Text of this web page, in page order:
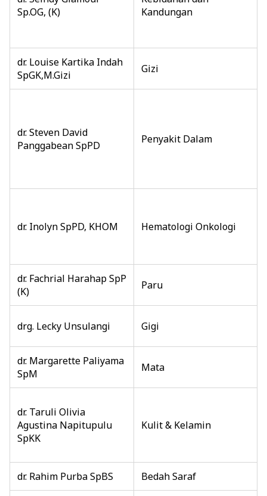
Sp.OG, (K)
Kandungan
dr. Louise Kartika Indah
SpGK,M.Gizi
Gizi
dr. Steven David
Panggabean SpPD
Penyakit Dalam
dr. Inolyn SpPD, KHOM Hematologi Onkologi
dr. Fachrial Harahap SpP
(K)
Paru
drg. Lecky Unsulangi Gigi
dr. Margarette Paliyama
SpM
Mata
dr. Taruli Olivia
Agustina Napitupulu
SpKK
Kulit & Kelamin
dr. Rahim Purba SpBS Bedah Saraf